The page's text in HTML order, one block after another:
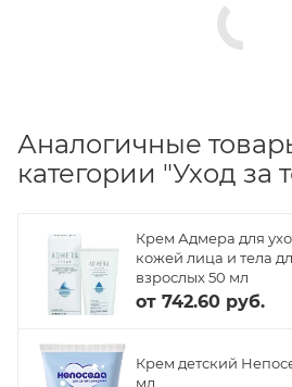
Аналогичные
категории "Уход за
Крем Адмера для
кожей лица и тела
взрослых 50 мл
от 742.60 руб.
Крем детский
мл